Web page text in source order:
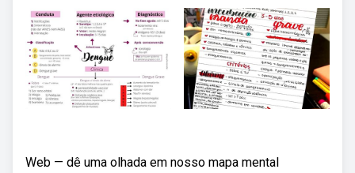
Web — dê uma olhada em nosso mapa mental